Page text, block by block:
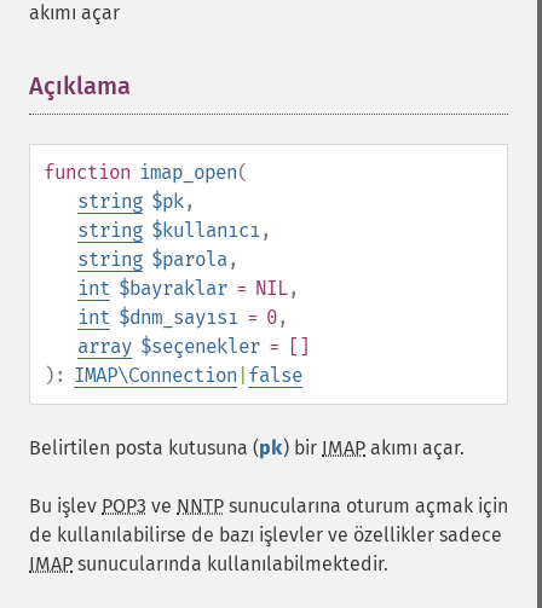
akımı açar
Açıklama
function imap_open(
string $pk,
string $kullanıcı,
string $parola,
int $bayraklar = NIL,
int $dnm_sayısı = 0,
array $seçenekler = []
): IMAP\Connection false
Belirtilen posta kutusuna (pk) bir IMAP akımı açar.
Bu işlev POP3 ve NNTP sunucularına oturum açmak için
de kullanılabilirse de bazı işlevler ve özellikler sadece
IMAP sunucularında kullanılabilmektedir.